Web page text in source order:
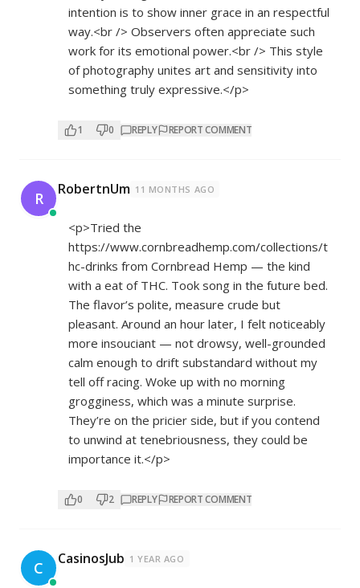
intention is to show inner grace in an respectful
way.<br /> Observers often appreciate such
work for its emotional power.<br /> This style
of photography unites art and sensitivity into
something truly expressive.</p>
1 0 REPLY REPORT COMMENT
R RobertnUm 11 MONTHS AGO
<p>Tried the
https://www.cornbreadhemp.com/collections/t
hc-drinks from Cornbread Hemp — the kind
with a eat of THC. Took song in the future bed.
The flavor’s polite, measure crude but
pleasant. Around an hour later, I felt noticeably
more insouciant — not drowsy, well-grounded
calm enough to drift substandard without my
tell off racing. Woke up with no morning
grogginess, which was a minute surprise.
They’re on the pricier side, but if you contend
to unwind at tenebriousness, they could be
importance it.</p>
0 2 REPLY REPORT COMMENT
C CasinosJub 1 YEAR AGO